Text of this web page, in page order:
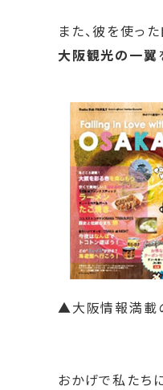
また、彼を使っ
大阪観光の一翼
▲大阪情報満
おかげで私たち